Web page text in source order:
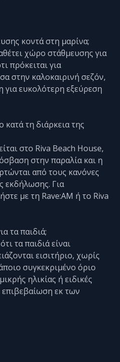
κοντά στη μαρίνα;
χώρο στάθμευσης για
πρόκειται για
στην καλοκαιρινή σεζόν,
για ευκολότερη εξεύρεση
τη διάρκεια της
στο Riva Beach House,
στην παραλία και η
από τους κανόνες
εκδήλωσης. Για
με τη Rave:AM ή το Riva
τα παιδιά;
τα παιδιά είναι
εισιτήριο, χωρίς
συγκεκριμένο όριο
ηλικίας ή ειδικές
επιβεβαίωση εκ των